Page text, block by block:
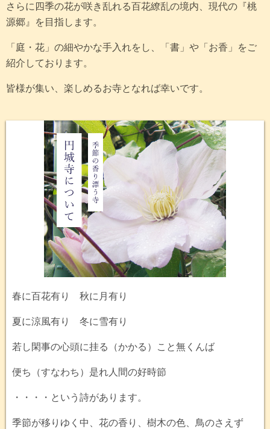
さらに四季の花が咲き乱れる百花繚乱の境内、現代の『桃
源郷』を目指します。
「庭・花」の細やかな手入れをし、「書」や「お香」をご
紹介しております。
皆様が集い、楽しめるお寺となれば幸いです。
春に百花有り 秋に月有り
夏に涼風有り 冬に雪有り
若し閑事の心頭に挂る（かかる）こと無くんば
便ち（すなわち）是れ人間の好時節
・・・・という詩があります。
季節が移りゆく中、花の香り、樹木の色、鳥のさえず